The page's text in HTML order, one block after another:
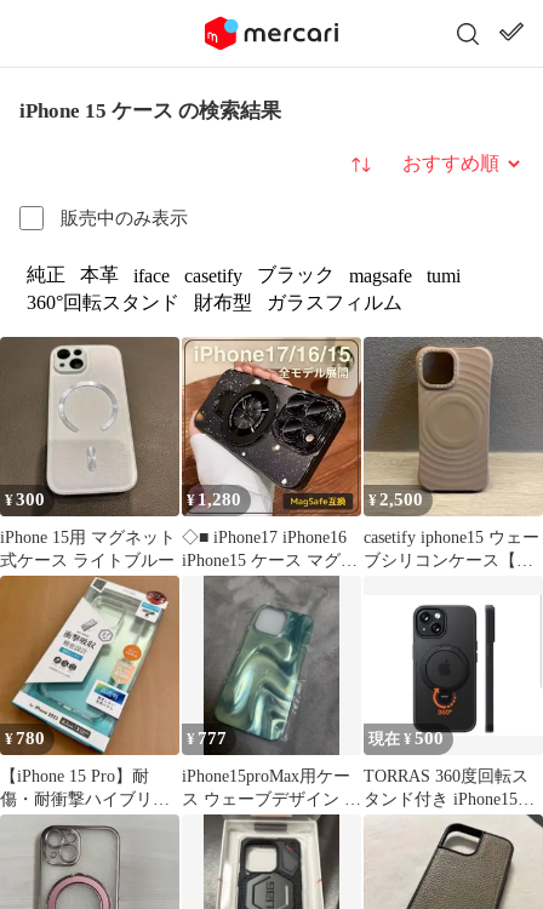
iPhone 15 ケース の検索結果
販売中のみ表示
並び替え
純正 本革 iface casetify ブラック magsafe
tumi
360°回転スタンド
財布型 ガラスフィルム
¥300
iPhone 15用 マグネット
式ケース ライトブルー
¥ 1,280
◇■ iPhone17 iPhone16
iPhone15 ケース マグセ
ーフ 16ProMax 16Pro
16Plus 17ProMax 17Pro
17Air 15ProMax 15Pro
15Plus ラメ 黒色 透明
クリア 耐衝撃☆
¥2,500
casetify iphone15 ウェー
ブシリコンケース【中
¥780
【iPhone 15 Pro】耐
傷・耐衝撃ハイブリッ
ドケース クリア
¥ 777
iPhone15proMax用ケー
ス ウェーブデザイン グ
リーン系
現在 ¥500
TORRAS 360度回転ス
タンド付き iPhone15ケ
ース ブラック